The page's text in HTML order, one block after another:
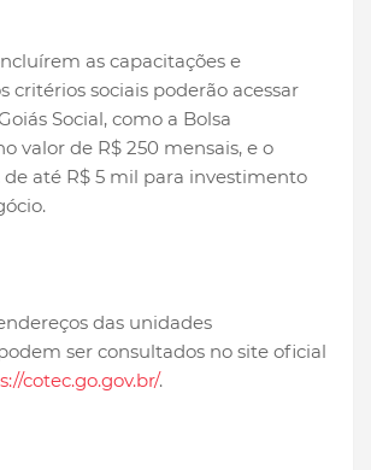
as capacitações e
critérios sociais poderão acessar
Social, como a Bolsa
valor de R$ 250 mensais, e o
de até R$ 5 mil para investimento
das unidades
ser consultados no site oficial
cotec.go.gov.br/.